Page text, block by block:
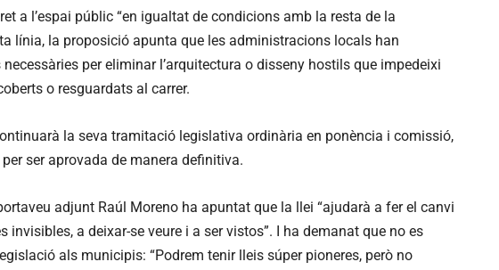
a l’espai públic “en igualtat de condicions amb la resta de la
línia, la proposició apunta que les administracions locals han
necessàries per eliminar l’arquitectura o disseny hostils que impedeixi
o resguardats al carrer.
la seva tramitació legislativa ordinària en ponència i comissió,
ser aprovada de manera definitiva.
adjunt Raúl Moreno ha apuntat que la llei “ajudarà a fer el canvi
invisibles, a deixar-se veure i a ser vistos”. I ha demanat que no es
als municipis: “Podrem tenir lleis súper pioneres, però no